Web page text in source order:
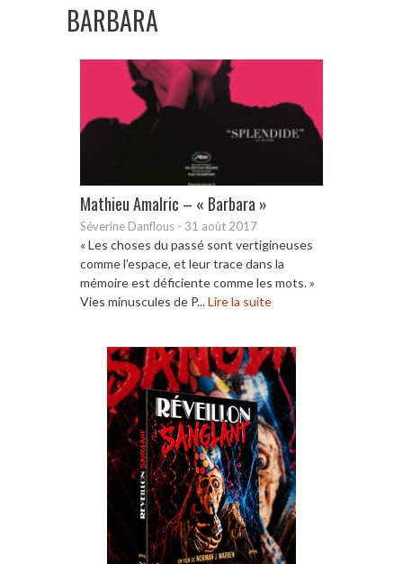
BARBARA
Mathieu Amalric – « Barbara »
Séverine Danflous - 31 août 2017
« Les choses du passé sont vertigineuses
comme l’espace, et leur trace dans la
mémoire est déficiente comme les mots. »
Vies minuscules de P...Lire la suite